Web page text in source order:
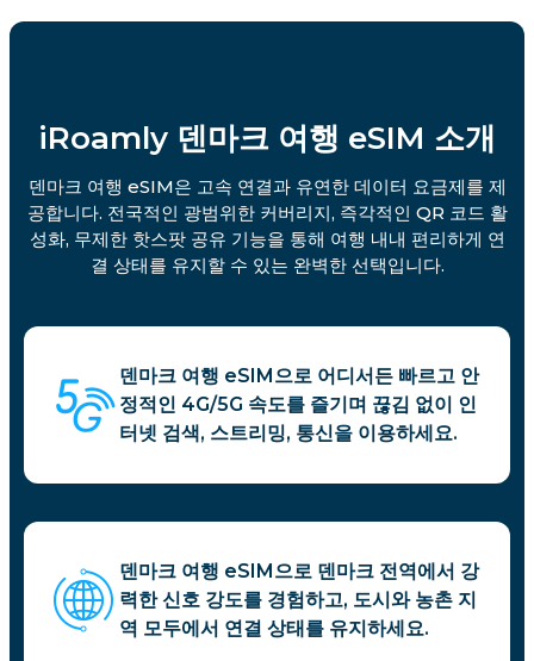
iRoamly 덴마크 여행 eSIM 소개
덴마크 여행 eSIM은 고속 연결과 유연한 데이터 요금제를 제
공합니다. 전국적인 광범위한 커버리지, 즉각적인 QR 코드 활
성화, 무제한 핫스팟 공유 기능을 통해 여행 내내 편리하게 연
결 상태를 유지할 수 있는 완벽한 선택입니다.
덴마크 여행 eSIM으로 어디서든 빠르고 안
정적인 4G/5G 속도를 즐기며 끊김 없이 인
터넷 검색, 스트리밍, 통신을 이용하세요.
덴마크 여행 eSIM으로 덴마크 전역에서 강
력한 신호 강도를 경험하고, 도시와 농촌 지
역 모두에서 연결 상태를 유지하세요.